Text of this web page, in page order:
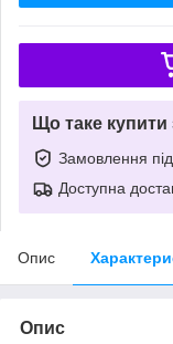
Що таке
Замовлення
Доступна
Опис
Опис